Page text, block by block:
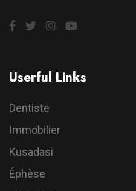
Userful Links
Dentiste
Immobilier
Kusadasi
Éphèse